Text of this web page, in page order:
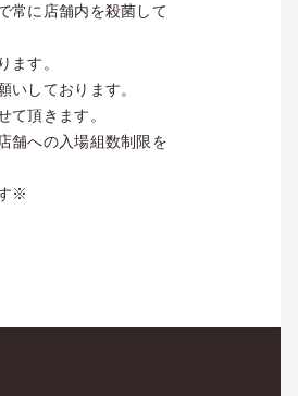
常に店舗内を殺菌して
ます。
いしております。
て頂きます。
舗への入場組数制限を
※